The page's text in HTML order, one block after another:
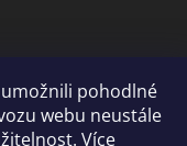
pohodlné
webu neustále
Více